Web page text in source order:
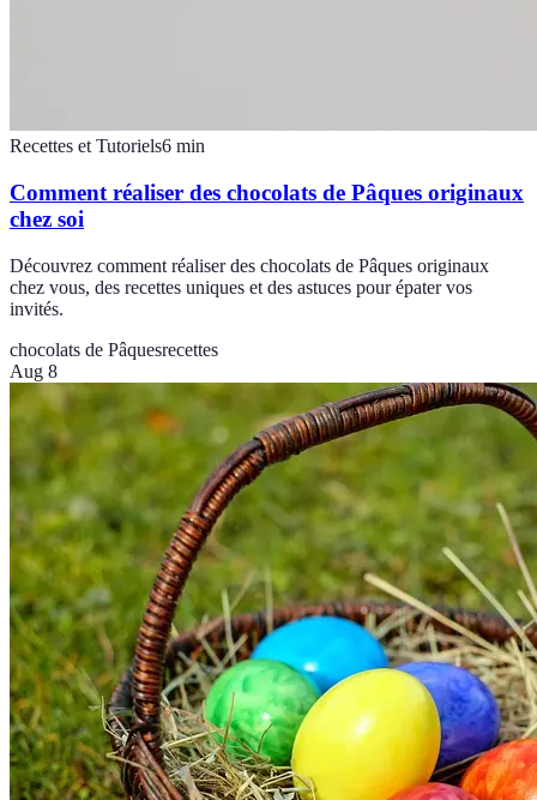
Recettes et Tutoriels6 min
Comment réaliser des chocolats de Pâques originaux
chez soi
Découvrez comment réaliser des chocolats de Pâques originaux
chez vous, des recettes uniques et des astuces pour épater vos
invités.
chocolats de Pâquesrecettes
Aug 8